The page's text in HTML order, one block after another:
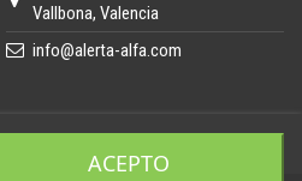
Vallbona, Valencia
info@alerta-alfa.com
ACEPTO